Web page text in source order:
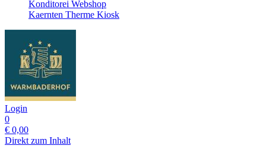
Konditorei Webshop
Kaernten Therme Kiosk
Login
0
€ 0,00
Direkt zum Inhalt